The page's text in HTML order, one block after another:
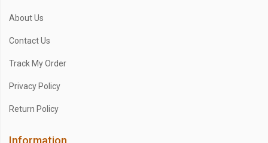
About Us
Contact Us
Track My Order
Privacy Policy
Return Policy